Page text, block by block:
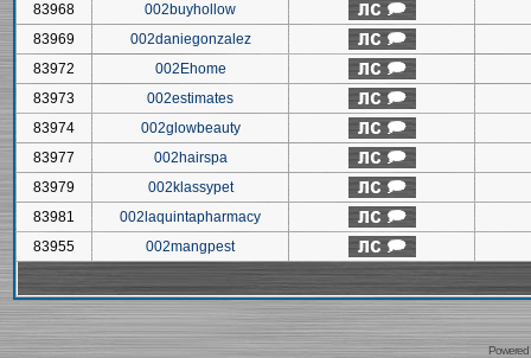
83968
002buyhollow
83969
002daniegonzalez
83972
002Ehome
83973
002estimates
83974
002glowbeauty
83977
002hairspa
83979
002klassypet
83981
002laquintapharmacy
83955
002mangpest